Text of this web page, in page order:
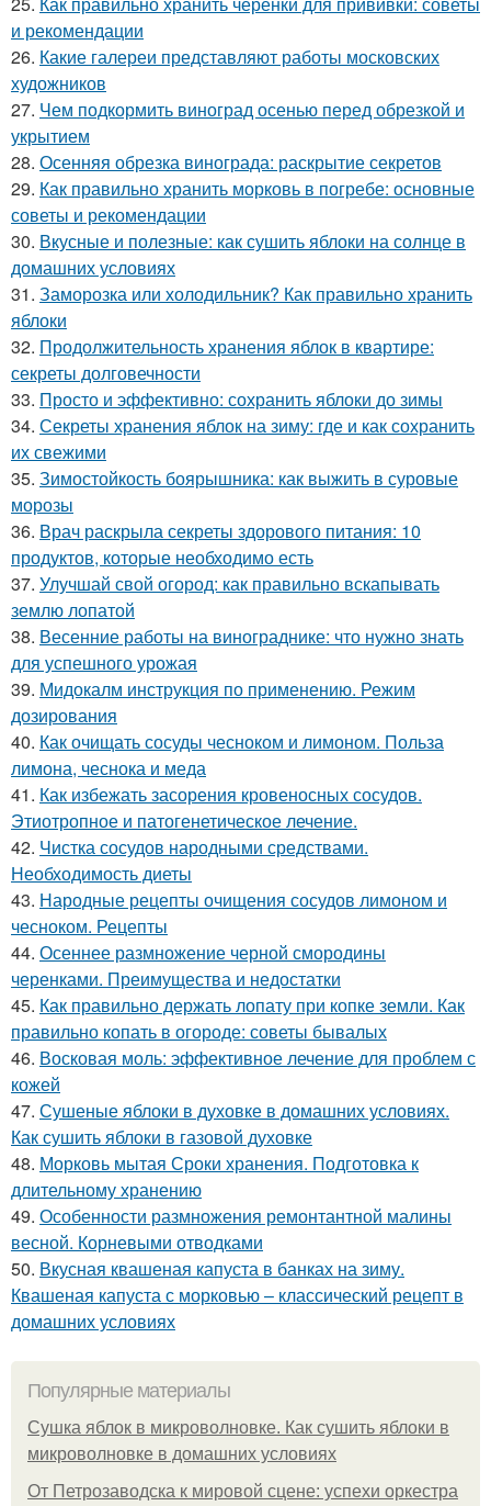
и рекомендации
26. Какие галереи представляют работы московских
художников
27. Чем подкормить виноград осенью перед обрезкой и
укрытием
28. Осенняя обрезка винограда: раскрытие секретов
29. Как правильно хранить морковь в погребе: основные
советы и рекомендации
30. Вкусные и полезные: как сушить яблоки на солнце в
домашних условиях
31. Заморозка или холодильник? Как правильно хранить
яблоки
32. Продолжительность хранения яблок в квартире:
секреты долговечности
33. Просто и эффективно: сохранить яблоки до зимы
34. Секреты хранения яблок на зиму: где и как сохранить
их свежими
35. Зимостойкость боярышника: как выжить в суровые
морозы
36. Врач раскрыла секреты здорового питания: 10
продуктов, которые необходимо есть
37. Улучшай свой огород: как правильно вскапывать
землю лопатой
38. Весенние работы на винограднике: что нужно знать
для успешного урожая
39. Мидокалм инструкция по применению. Режим
дозирования
40. Как очищать сосуды чесноком и лимоном. Польза
лимона, чеснока и меда
41. Как избежать засорения кровеносных сосудов.
Этиотропное и патогенетическое лечение.
42. Чистка сосудов народными средствами.
Необходимость диеты
43. Народные рецепты очищения сосудов лимоном и
чесноком. Рецепты
44. Осеннее размножение черной смородины
черенками. Преимущества и недостатки
45. Как правильно держать лопату при копке земли. Как
правильно копать в огороде: советы бывалых
46. Восковая моль: эффективное лечение для проблем с
кожей
47. Сушеные яблоки в духовке в домашних условиях.
Как сушить яблоки в газовой духовке
48. Морковь мытая Сроки хранения. Подготовка к
длительному хранению
49. Особенности размножения ремонтантной малины
весной. Корневыми отводками
50. Вкусная квашеная капуста в банках на зиму.
Квашеная капуста с морковью – классический рецепт в
домашних условиях
Популярные материалы
Сушка яблок в микроволновке. Как сушить яблоки в
микроволновке в домашних условиях
От Петрозаводска к мировой сцене: успехи оркестра